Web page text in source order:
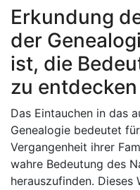
Erkundung
der
ist, die
zu entdecken
Das Eintauchen in das
Genealogie bedeutet
Vergangenheit ihrer
wahre Bedeutung des
herauszufinden. Dieses